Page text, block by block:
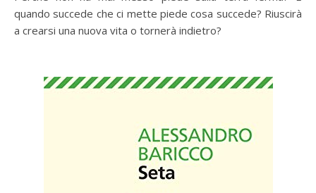
quando succede che ci mette piede cosa succede? Riuscirà
a crearsi una nuova vita o tornerà indietro?